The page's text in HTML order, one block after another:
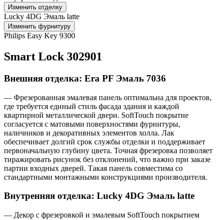
Изменить отделку
Lucky 4DG Эмаль latte
Изменить фурнитуру
Philips Easy Key 9300
Smart Lock 302901
Внешняя отделка: Era PF Эмаль 7036
— Фрезерованная эмалевая панель оптимальна для проектов,
где требуется единый стиль фасада здания и каждой
квартирной металлической двери. SoftTouch покрытие
согласуется с матовыми поверхностями фурнитуры,
наличников и декоративных элементов холла. Лак
обеспечивает долгий срок службы отделки и поддерживает
первоначальную глубину цвета. Точная фрезеровка позволяет
тиражировать рисунок без отклонений, что важно при заказе
партии входных дверей. Такая панель совместима со
стандартными монтажными конструкциями производителя.
Внутренняя отделка: Lucky 4DG Эмаль latte
— Декор с фрезеровкой и эмалевым SoftTouch покрытием